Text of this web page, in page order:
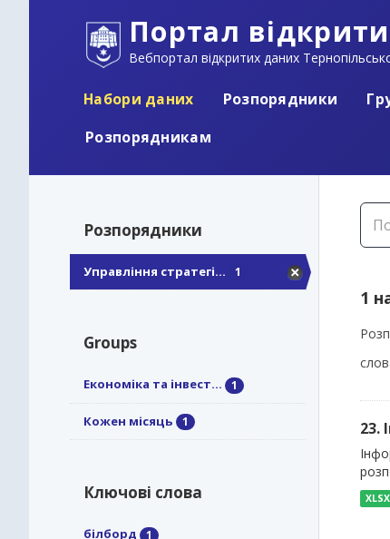
Портал
Вебпортал відкритих даних
Набори даних Розпорядники
Розпорядникам
Розпорядники
Управління стратегі... 1
Groups
Економіка та інвест... 1
Кожен місяць 1
Ключові слова
білборд 1
1
23.
XLSX